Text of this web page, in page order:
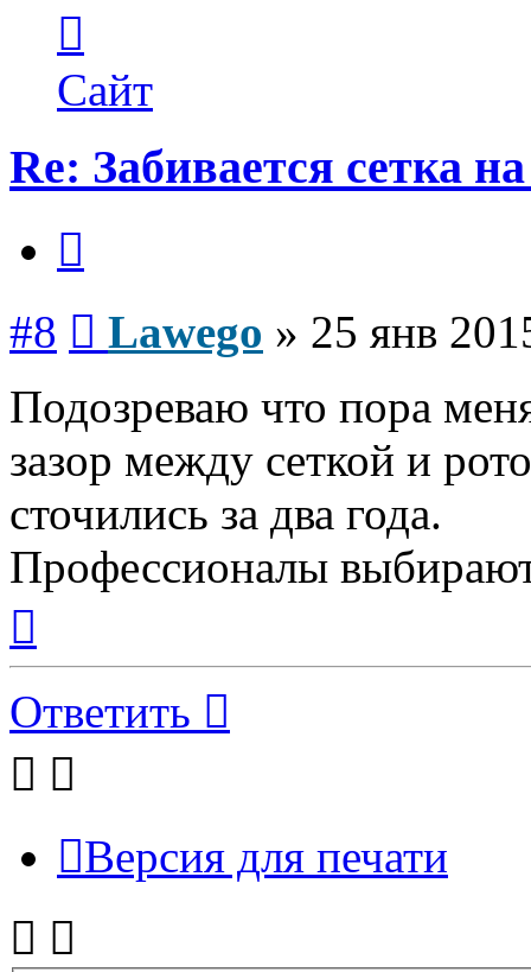
пользователя
Lawego
Сайт
Re: Забивается сетка
#8 Lawego » 25 янв
Подозреваю что пора
зазор между сеткой и
сточились за два года.
Профессионалы
началу
Ответить
Версия для печати